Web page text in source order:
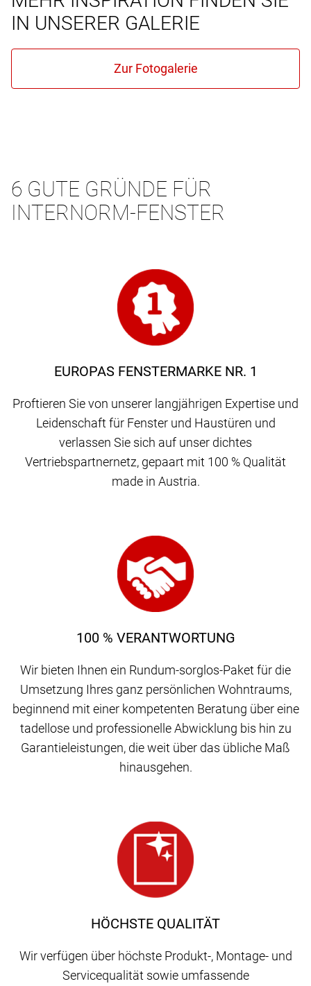
IN UNSERER GALERIE
6 GUTE GRÜNDE FÜR
INTERNORM-FENSTER
EUROPAS FENSTERMARKE NR. 1
Proftieren Sie von unserer langjährigen Expertise und
Leidenschaft für Fenster und Haustüren und
verlassen Sie sich auf unser dichtes
Vertriebspartnernetz, gepaart mit 100 % Qualität
made in Austria.
HÖCHSTE QUALITÄT
Wir verfügen über höchste Produkt-, Montage- und
Servicequalität sowie umfassende
100 % VERANTWORTUNG
Wir bieten Ihnen ein Rundum-sorglos-Paket für die
Umsetzung Ihres ganz persönlichen Wohntraums,
beginnend mit einer kompetenten Beratung über eine
tadellose und professionelle Abwicklung bis hin zu
Garantieleistungen, die weit über das übliche Maß
hinausgehen.